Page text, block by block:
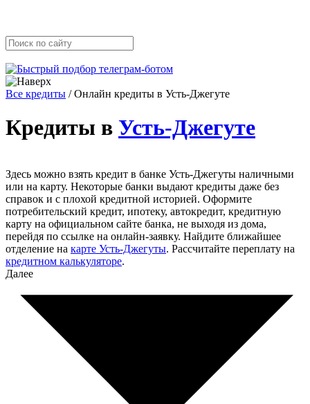
Все кредиты /Онлайн кредиты в Усть-Джегуте
Кредиты в Усть-Джегуте
Здесь можно взять кредит в банке Усть-Джегуты наличными
или на карту. Некоторые банки выдают кредиты даже без
справок и с плохой кредитной историей. Оформите
потребительский кредит, ипотеку, автокредит, кредитную
карту на официальном сайте банка, не выходя из дома,
перейдя по ссылке на онлайн-заявку. Найдите ближайшее
отделение на карте Усть-Джегуты. Рассчитайте переплату на
кредитном калькуляторе.
Далее